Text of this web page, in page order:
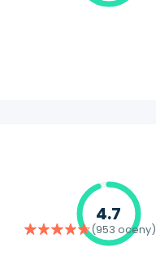
4.7
(953 oceny)